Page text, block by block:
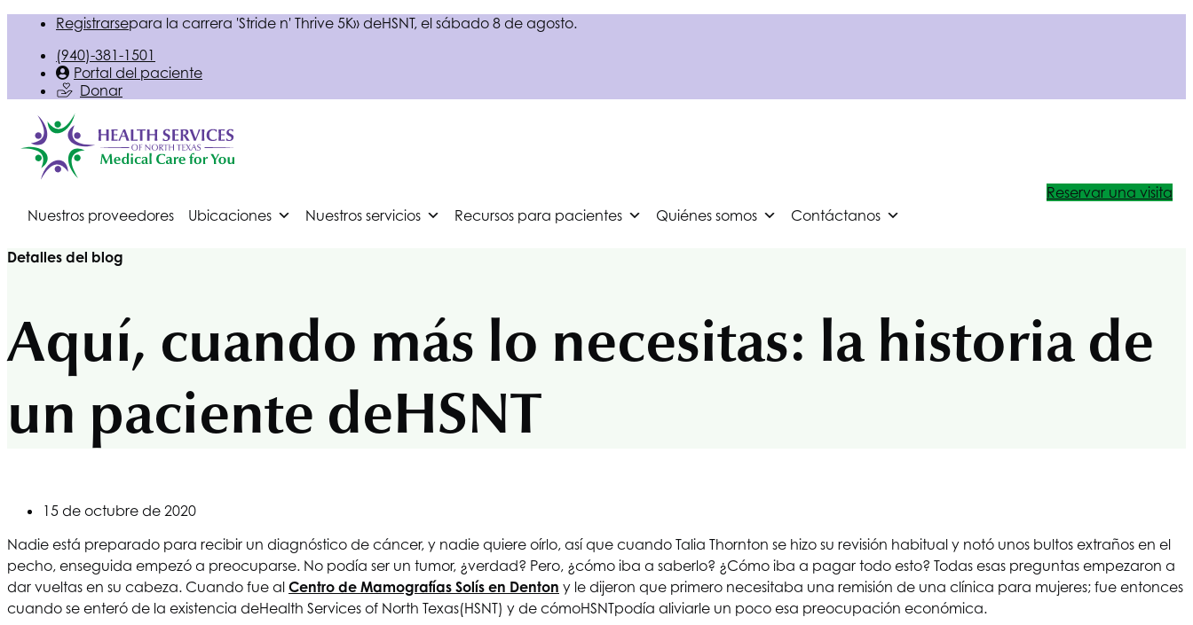
Registrarsepara la carrera 'Stride n' Thrive 5K» deHSNT, el sábado 8 de agosto.
(940)-381-1501
Portal del paciente
Donar
Nuestros proveedores Ubicaciones Nuestros servicios Recursos para pacientes Quiénes somos Contáctanos
Reservar una visita
Detalles del blog
Aquí, cuando más lo necesitas: la historia de
un paciente deHSNT
15 de octubre de 2020
Nadie está preparado para recibir un diagnóstico de cáncer, y nadie quiere oírlo, así que cuando Talia Thornton se hizo su revisión habitual y notó unos bultos extraños en el
pecho, enseguida empezó a preocuparse. No podía ser un tumor, ¿verdad? Pero, ¿cómo iba a saberlo? ¿Cómo iba a pagar todo esto? Todas esas preguntas empezaron a
dar vueltas en su cabeza. Cuando fue al Centro de Mamografías Solís en Denton y le dijeron que primero necesitaba una remisión de una clínica para mujeres; fue entonces
cuando se enteró de la existencia deHealth Services of North Texas(HSNT) y de cómoHSNTpodía aliviarle un poco esa preocupación económica.